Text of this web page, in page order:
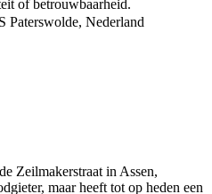
of betrouwbaarheid.
Paterswolde, Nederland
Zeilmakerstraat in Assen,
maar heeft tot op heden een